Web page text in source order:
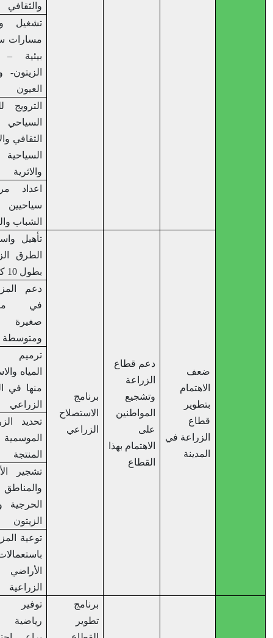
والثقافي
تشغيل وتفعيل
مسارات سياحية
بيئية – درب
الزيتون- ومسار
الترويج للمسار
السياحي
الثقافي والأماكن
السياحية
اعداد مرشدين
سياحيين من
الشباب والنساء
الزراعة في
دعم قطاع
وتشجيع
المواطنين
الاهتمام بهذا
برنامج
الاستصلاح
الزراعي
تأهيل واستصلاح
الطرق الزراعية
دعم المزارعين
في مشاريع
ومتوسطة
ترميم عيون
المياه والاستفادة
منها في المجال
الزراعي
تحديد الزراعات
الموسمية
تشجير الأراضي
والمناطق
الحرجية وكروم
توعية المزارعين
باستعمالات
الأراضي
الزراعية
توفير صالة
رياضية بما